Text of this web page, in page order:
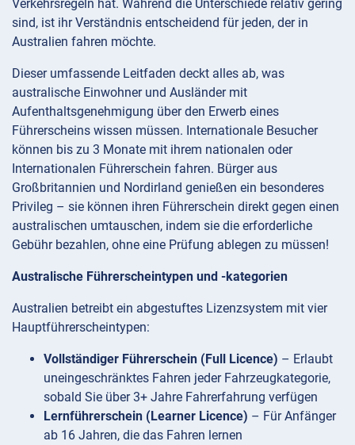
Verkehrsregeln hat. Während die Unterschiede relativ gering
sind, ist ihr Verständnis entscheidend für jeden, der in
Australien fahren möchte.
Dieser umfassende Leitfaden deckt alles ab, was
australische Einwohner und Ausländer mit
Aufenthaltsgenehmigung über den Erwerb eines
Führerscheins wissen müssen. Internationale Besucher
können bis zu 3 Monate mit ihrem nationalen oder
Internationalen Führerschein fahren. Bürger aus
Großbritannien und Nordirland genießen ein besonderes
Privileg – sie können ihren Führerschein direkt gegen einen
australischen umtauschen, indem sie die erforderliche
Gebühr bezahlen, ohne eine Prüfung ablegen zu müssen!
Australische Führerscheintypen und -kategorien
Australien betreibt ein abgestuftes Lizenzsystem mit vier
Hauptführerscheintypen:
Vollständiger Führerschein (Full Licence) – Erlaubt
uneingeschränktes Fahren jeder Fahrzeugkategorie,
sobald Sie über 3+ Jahre Fahrerfahrung verfügen
Lernführerschein (Learner Licence) – Für Anfänger
ab 16 Jahren, die das Fahren lernen